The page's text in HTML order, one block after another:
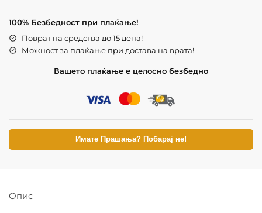
100% Безбедност при плаќање!
Поврат на средства до 15 дена!
Можност за плаќање при достава на врата!
Вашето плаќање е целосно безбедно
Имате Прашања? Побарај не!
Опис